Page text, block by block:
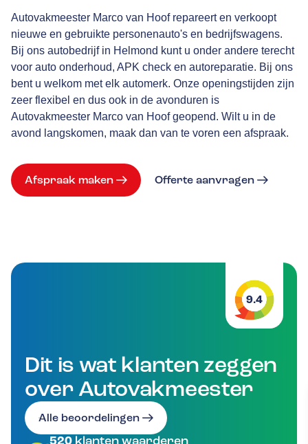
Autovakmeester Marco van Hoof repareert en verkoopt
nieuwe en gebruikte personenauto's en bedrijfswagens.
Bij ons autobedrijf in Helmond kunt u onder andere terecht
voor auto onderhoud, APK check en autoreparatie. Bij ons
bent u welkom met elk automerk. Onze openingstijden zijn
zeer flexibel en dus ook in de avonduren is
Autovakmeester Marco van Hoof geopend. Wilt u in de
avond langskomen, maak dan van te voren een afspraak.
Afspraak maken Offerte aanvragen
9.4
Dit is wat klanten zeggen
over Autovakmeester
Alle beoordelingen
klanten waarderen